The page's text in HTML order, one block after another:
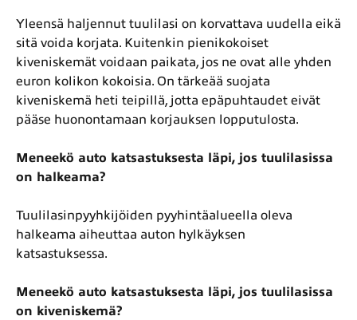
Yleensä haljennut tuulilasi on korvattava uudella eikä
sitä voida korjata. Kuitenkin pienikokoiset
kiveniskemät voidaan paikata, jos ne ovat alle yhden
euron kolikon kokoisia. On tärkeää suojata
kiveniskemä heti teipillä, jotta epäpuhtaudet eivät
pääse huonontamaan korjauksen lopputulosta.
Meneekö auto katsastuksesta läpi, jos tuulilasissa
on halkeama?
Tuulilasinpyyhkijöiden pyyhintäalueella oleva
halkeama aiheuttaa auton hylkäyksen
katsastuksessa.
Meneekö auto katsastuksesta läpi, jos tuulilasissa
on kiveniskemä?